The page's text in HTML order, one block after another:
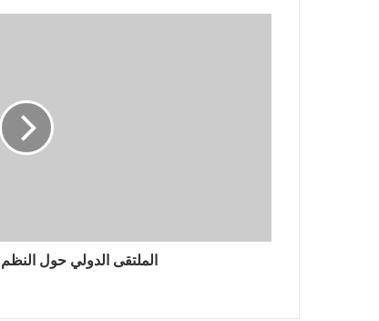
الملتقى الدولي حول